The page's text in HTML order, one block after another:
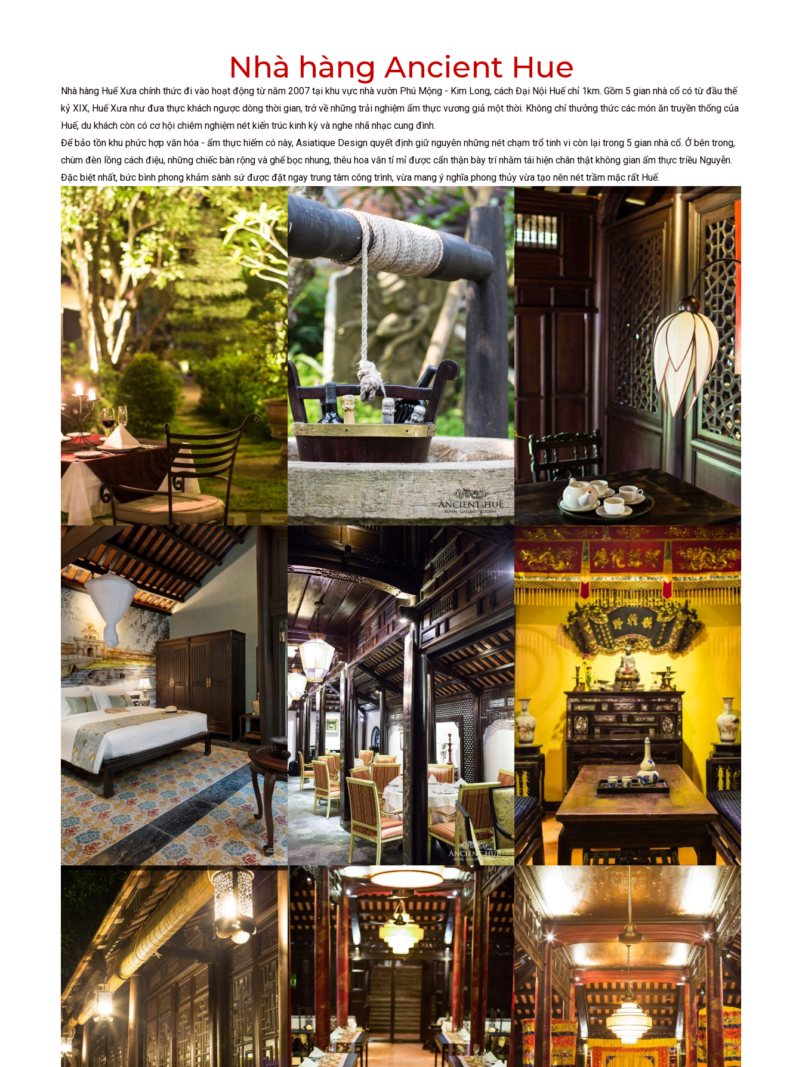
Nhà hàng Ancient Hue
Nhà hàng Huế Xưa chính thức đi vào hoạt động từ năm 2007 tại khu vực nhà vườn Phú Mộng - Kim Long, cách Đại Nội Huế chỉ 1km. Gồm 5 gian nhà cổ có từ đầu thế
kỷ XIX, Huế Xưa như đưa thực khách ngược dòng thời gian, trở về những trải nghiệm ẩm thực vương giả một thời. Không chỉ thưởng thức các món ăn truyền thống của
Huế, du khách còn có cơ hội chiêm nghiệm nét kiến trúc kinh kỳ và nghe nhã nhạc cung đình.
Để bảo tồn khu phức hợp văn hóa - ẩm thực hiếm có này, Asiatique Design quyết định giữ nguyên những nét chạm trổ tinh vi còn lại trong 5 gian nhà cổ. Ở bên trong,
chùm đèn lồng cách điệu, những chiếc bàn rộng và ghế bọc nhung, thêu hoa văn tỉ mỉ được cẩn thận bày trí nhằm tái hiện chân thật không gian ẩm thực triều Nguyễn.
Đặc biệt nhất, bức bình phong khảm sành sứ được đặt ngay trung tâm công trình, vừa mang ý nghĩa phong thủy vừa tạo nên nét trầm mặc rất Huế.